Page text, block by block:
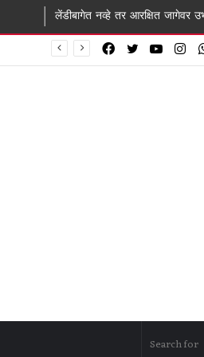
नव्हे तर आरक्षित जागेवर उभारा भव्य श्रीराम-
Twitter
Facebook